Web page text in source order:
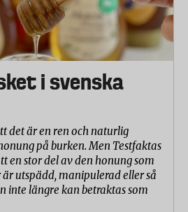
i svenska
det är en ren och naturlig
på burken. Men Testfaktas
en stor del av den honung som
är utspädd, manipulerad eller så
inte längre kan betraktas som